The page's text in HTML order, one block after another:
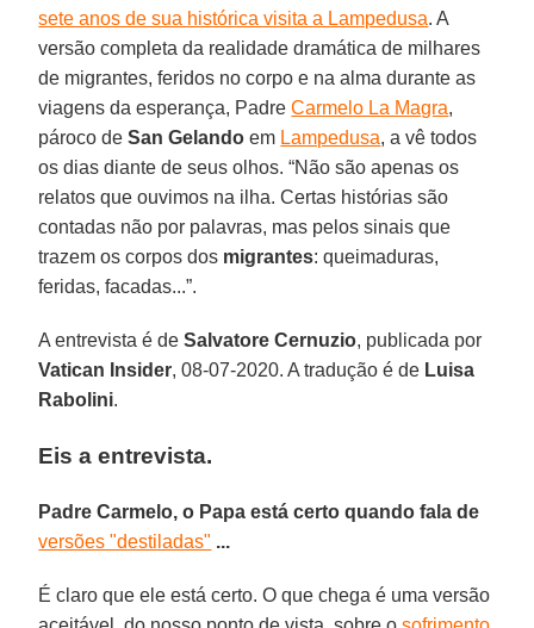
sete anos de sua histórica visita a Lampedusa. A
versão completa da realidade dramática de milhares
de migrantes, feridos no corpo e na alma durante as
viagens da esperança, PadreCarmelo La Magra,
pároco deSan Gelando em Lampedusa, a vê todos
os dias diante de seus olhos. “Não são apenas os
relatos que ouvimos na ilha. Certas histórias são
contadas não por palavras, mas pelos sinais que
trazem os corpos dos migrantes: queimaduras,
feridas, facadas...”.
A entrevista é deSalvatore Cernuzio, publicada por
Vatican Insider, 08-07-2020. A tradução é de Luisa
Rabolini.
Eis a entrevista.
Padre Carmelo, o Papa está certo quando fala de
versões "destiladas" ...
É claro que ele está certo. O que chega é uma versão